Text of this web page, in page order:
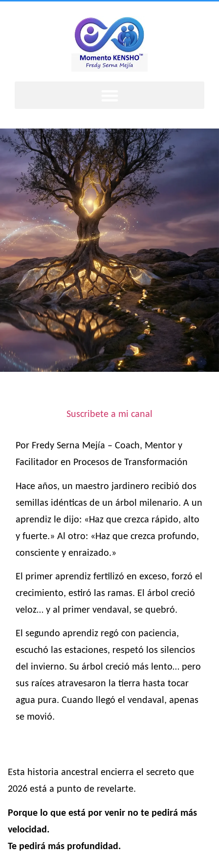
Suscribete a mi canal
Por Fredy Serna Mejía – Coach, Mentor y
Facilitador en Procesos de Transformación
Hace años, un maestro jardinero recibió dos
semillas idénticas de un árbol milenario. A un
aprendiz le dijo: «Haz que crezca rápido, alto
y fuerte.» Al otro: «Haz que crezca profundo,
consciente y enraizado.»
El primer aprendiz fertilizó en exceso, forzó el
crecimiento, estiró las ramas. El árbol creció
veloz… y al primer vendaval, se quebró.
El segundo aprendiz regó con paciencia,
escuchó las estaciones, respetó los silencios
del invierno. Su árbol creció más lento… pero
sus raíces atravesaron la tierra hasta tocar
agua pura. Cuando llegó el vendaval, apenas
se movió.
Esta historia ancestral encierra el secreto que
2026 está a punto de revelarte.
Porque lo que está por venir no te pedirá más
velocidad.
Te pedirá más profundidad.